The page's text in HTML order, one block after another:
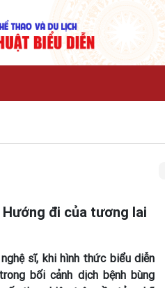
đi của tương lai
sĩ, khi hình thức biểu diễn
bối cảnh dịch bệnh bùng